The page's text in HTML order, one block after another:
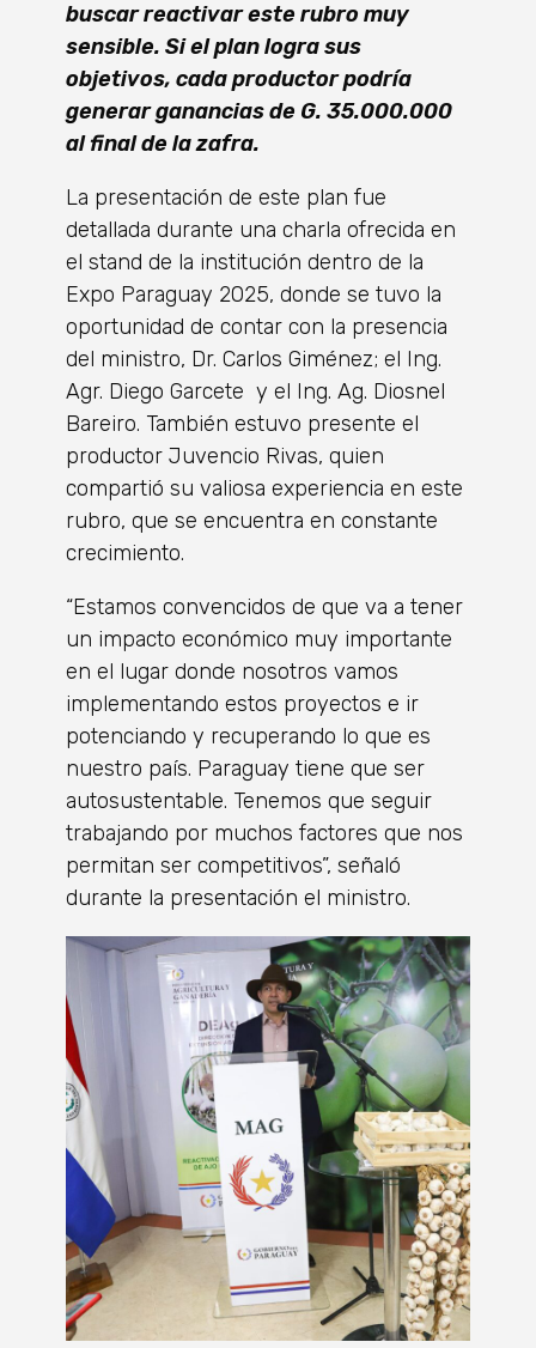
buscar reactivar este rubro muy
sensible. Si el plan logra sus
objetivos, cada productor podría
generar ganancias de G. 35.000.000
al final de la zafra.
La presentación de este plan fue
detallada durante una charla ofrecida en
el stand de la institución dentro de la
Expo Paraguay 2025, donde se tuvo la
oportunidad de contar con la presencia
del ministro, Dr. Carlos Giménez; el Ing.
Agr. Diego Garcete y el Ing. Ag. Diosnel
Bareiro. También estuvo presente el
productor Juvencio Rivas, quien
compartió su valiosa experiencia en este
rubro, que se encuentra en constante
crecimiento.
“Estamos convencidos de que va a tener
un impacto económico muy importante
en el lugar donde nosotros vamos
implementando estos proyectos e ir
potenciando y recuperando lo que es
nuestro país. Paraguay tiene que ser
autosustentable. Tenemos que seguir
trabajando por muchos factores que nos
permitan ser competitivos”, señaló
durante la presentación el ministro.